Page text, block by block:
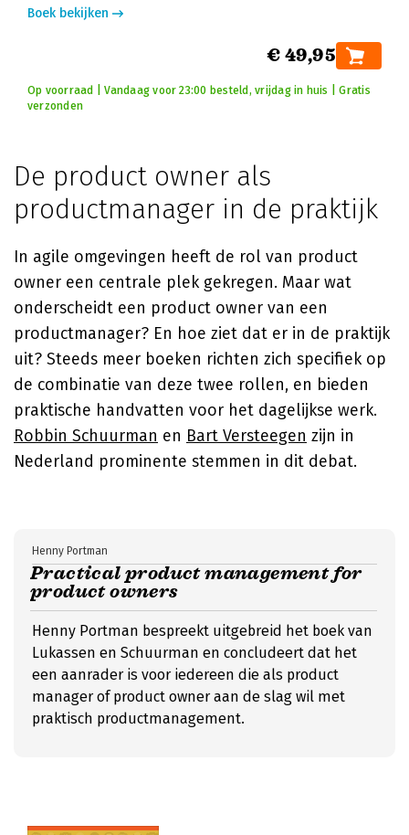
Boek bekijken
€ 49,95
Op voorraad | Vandaag voor 23:00 besteld, vrijdag in huis | Gratis
verzonden
De product owner als
productmanager in de praktijk
In agile omgevingen heeft de rol van product
owner een centrale plek gekregen. Maar wat
onderscheidt een product owner van een
productmanager? En hoe ziet dat er in de praktijk
uit? Steeds meer boeken richten zich specifiek op
de combinatie van deze twee rollen, en bieden
praktische handvatten voor het dagelijkse werk.
Robbin Schuurman en Bart Versteegen zijn in
Nederland prominente stemmen in dit debat.
Practical product management for
product owners
Henny Portman
Henny Portman bespreekt uitgebreid het boek van
Lukassen en Schuurman en concludeert dat het
een aanrader is voor iedereen die als product
manager of product owner aan de slag wil met
praktisch productmanagement.